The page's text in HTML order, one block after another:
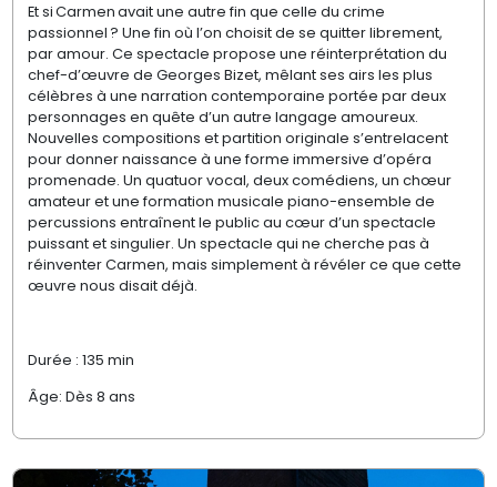
Et siCarmenavait une autre fin que celle du crime
passionnel ? Une fin où l’on choisit de se quitter librement,
par amour. Ce spectacle propose une réinterprétation du
chef-d’œuvre de Georges Bizet, mêlant ses airs les plus
célèbres à une narration contemporaine portée par deux
personnages en quête d’un autre langage amoureux.
Nouvelles compositions et partition originale s’entrelacent
pour donner naissance à une forme immersive d’opéra
promenade. Un quatuor vocal, deux comédiens, un chœur
amateur et une formation musicale piano-ensemble de
percussions entraînent le public au cœur d’un spectacle
puissant et singulier. Un spectacle qui ne cherche pas à
réinventerCarmen, mais simplement à révélerce que cette
œuvre nous disait déjà.
Durée : 135 min
Âge: Dès 8 ans